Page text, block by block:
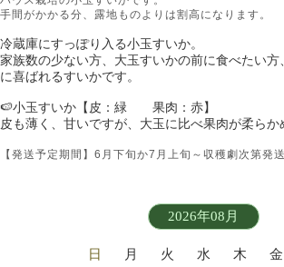
手間がかかる分、露地ものよりは割高になります。
冷蔵庫にすっぽり入る小玉すいか。
家族数の少ない方、大玉すいかの前に食べたい
に喜ばれるすいかです。
🍉小玉すいか【皮：緑 果肉：赤】
皮も薄く、甘いですが、大玉に比べ果肉が柔らか
【発送予定期間】6月下旬か7月上旬～収穫劇次第発
2026年08月
日 月 火 水 木 金